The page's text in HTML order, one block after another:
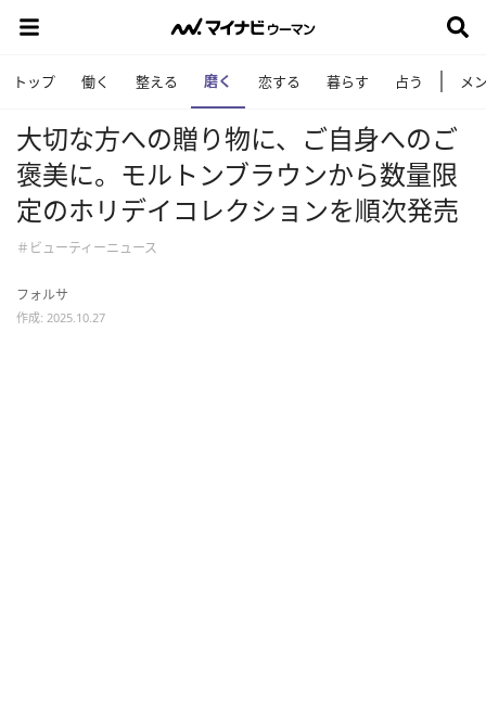
トップ 働く 整える 磨く 恋する 暮らす 占う メ
大切な方への贈り物に、ご自身へのご
褒美に。モルトンブラウンから数量限
定のホリデイコレクションを順次発売
＃ビューティーニュース
フォルサ
作成: 2025.10.27